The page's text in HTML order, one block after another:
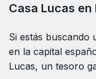
Casa Lucas en
Si estás buscando
en la capital
Lucas, un tesoro